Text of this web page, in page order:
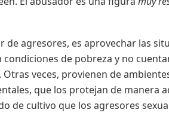
agresores, es aprovechar las
de pobreza y no
veces, provienen de
que los protejan de manera
de cultivo que los agresores